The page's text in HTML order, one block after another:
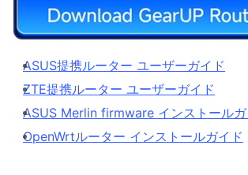
ASUS提携ルーター ユーザーガイド
ZTE提携ルーター ユーザーガイド
ASUS Merlin firmware インストールガ
OpenWrtルーター インストールガイド